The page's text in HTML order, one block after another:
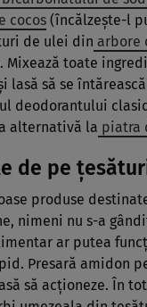
cocos (încălzeşte-l
de ulei din arbore
Mixează toate
lasă să se
deodorantului
alternativă la piatra
de pe
produse
nimeni nu s-a
ar putea
Presară amidon
să acţioneze. În